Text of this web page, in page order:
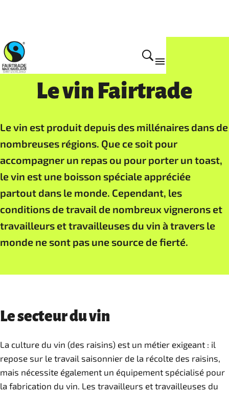
Filières Fairtrade
Le vin Fairtrade
Le vin est produit depuis des millénaires dans de
nombreuses régions. Que ce soit pour
accompagner un repas ou pour porter un toast,
le vin est une boisson spéciale appréciée
partout dans le monde. Cependant, les
conditions de travail de nombreux vignerons et
travailleurs et travailleuses du vin à travers le
monde ne sont pas une source de fierté.
Le secteur du vin
La culture du vin (des raisins) est un métier exigeant : il
repose sur le travail saisonnier de la récolte des raisins,
mais nécessite également un équipement spécialisé pour
la fabrication du vin. Les travailleurs et travailleuses du